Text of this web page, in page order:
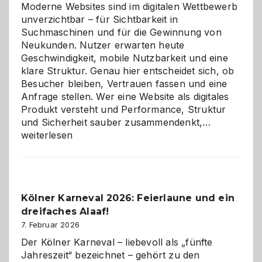
Moderne Websites sind im digitalen Wettbewerb
unverzichtbar – für Sichtbarkeit in
Suchmaschinen und für die Gewinnung von
Neukunden. Nutzer erwarten heute
Geschwindigkeit, mobile Nutzbarkeit und eine
klare Struktur. Genau hier entscheidet sich, ob
Besucher bleiben, Vertrauen fassen und eine
Anfrage stellen. Wer eine Website als digitales
Produkt versteht und Performance, Struktur
und Sicherheit sauber zusammendenkt,…
geworden
weiterlesen
Kölner Karneval 2026: Feierlaune und ein
dreifaches Alaaf!
7. Februar 2026
Der Kölner Karneval – liebevoll als „fünfte
Jahreszeit“ bezeichnet – gehört zu den